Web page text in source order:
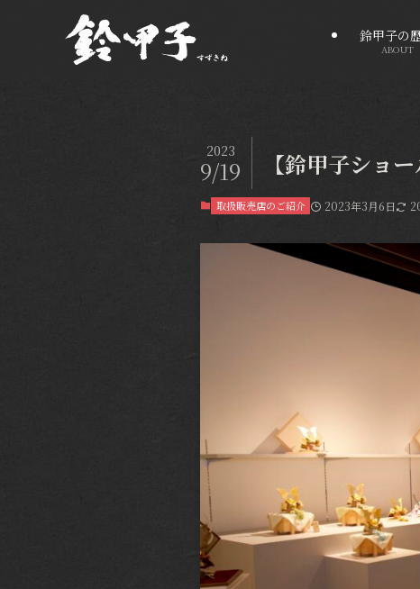
鈴甲子の
ABOUT
【鈴甲子ショ
2023
9/19
取扱販売店のご紹介 2023年3月6日